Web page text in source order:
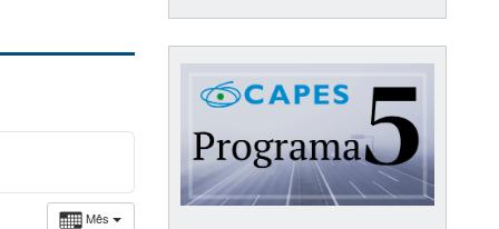
Mês